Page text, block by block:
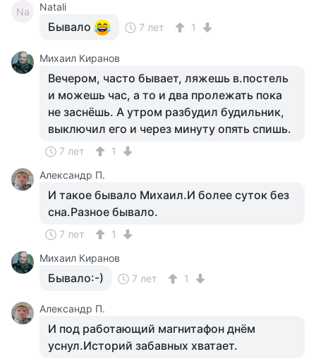
Na Natali
Бывало 7 лет 1
Михаил Киранов
Вечером, часто бывает, ляжешь в.постель
и можешь час, а то и два пролежать пока
не заснёшь. А утром разбудил будильник,
выключил его и через минуту опять спишь.
7 лет
1
Александр П.
И такое бывало Михаил.И более суток без
сна.Разное бывало.
7 лет
1
Михаил Киранов
Бывало:-) 7 лет 1
Александр П.
И под работающий магнитафон днём
уснул.Историй забавных хватает.